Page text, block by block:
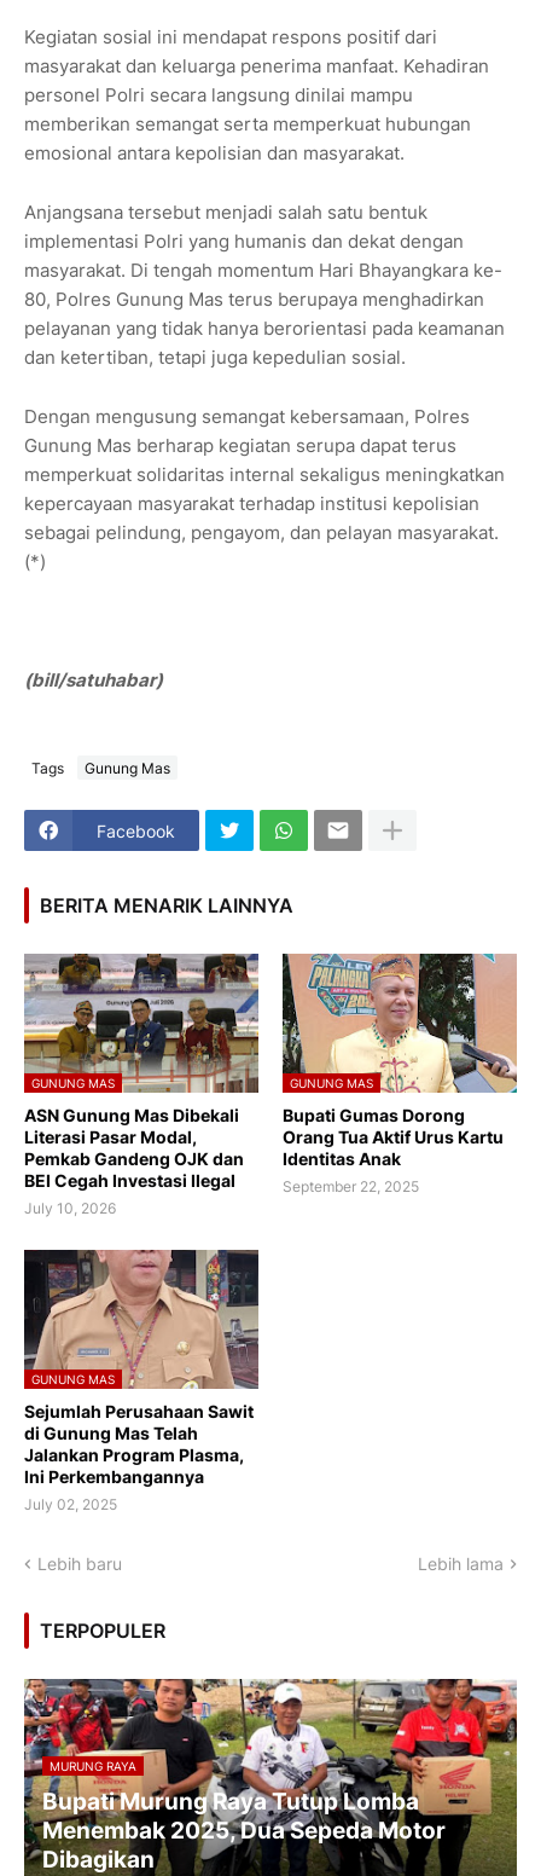
Kegiatan sosial ini mendapat respons positif dari
masyarakat dan keluarga penerima manfaat. Kehadiran
personel Polri secara langsung dinilai mampu
memberikan semangat serta memperkuat hubungan
emosional antara kepolisian dan masyarakat.
Anjangsana tersebut menjadi salah satu bentuk
implementasi Polri yang humanis dan dekat dengan
masyarakat. Di tengah momentum Hari Bhayangkara ke-
80, Polres Gunung Mas terus berupaya menghadirkan
pelayanan yang tidak hanya berorientasi pada keamanan
dan ketertiban, tetapi juga kepedulian sosial.
Dengan mengusung semangat kebersamaan, Polres
Gunung Mas berharap kegiatan serupa dapat terus
memperkuat solidaritas internal sekaligus meningkatkan
kepercayaan masyarakat terhadap institusi kepolisian
sebagai pelindung, pengayom, dan pelayan masyarakat.
(*)
(bill/satuhabar)
Tags Gunung Mas
Facebook
BERITA MENARIK LAINNYA
GUNUNG MAS
ASN Gunung Mas Dibekali
Literasi Pasar Modal,
Pemkab Gandeng OJK dan
BEI Cegah Investasi Ilegal
July 10, 2026
GUNUNG MAS
Bupati Gumas Dorong
Orang Tua Aktif Urus Kartu
Identitas Anak
September 22, 2025
GUNUNG MAS
Sejumlah Perusahaan Sawit
di Gunung Mas Telah
Jalankan Program Plasma,
Ini Perkembangannya
July 02, 2025
Lebih baru Lebih lama
TERPOPULER
MURUNG RAYA
Bupati Murung Raya Tutup Lomba
Menembak 2025, Dua Sepeda Motor
Dibagikan